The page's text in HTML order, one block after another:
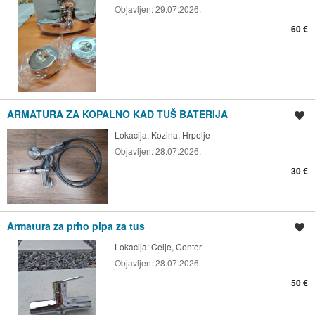
Objavljen:29.07.2026.
60 €
ARMATURA ZA KOPALNO KAD TUŠ BATERIJA
Lokacija: Kozina, Hrpelje
Objavljen:28.07.2026.
30 €
Armatura za prho pipa za tus
Lokacija:Celje, Center
Objavljen:28.07.2026.
50 €